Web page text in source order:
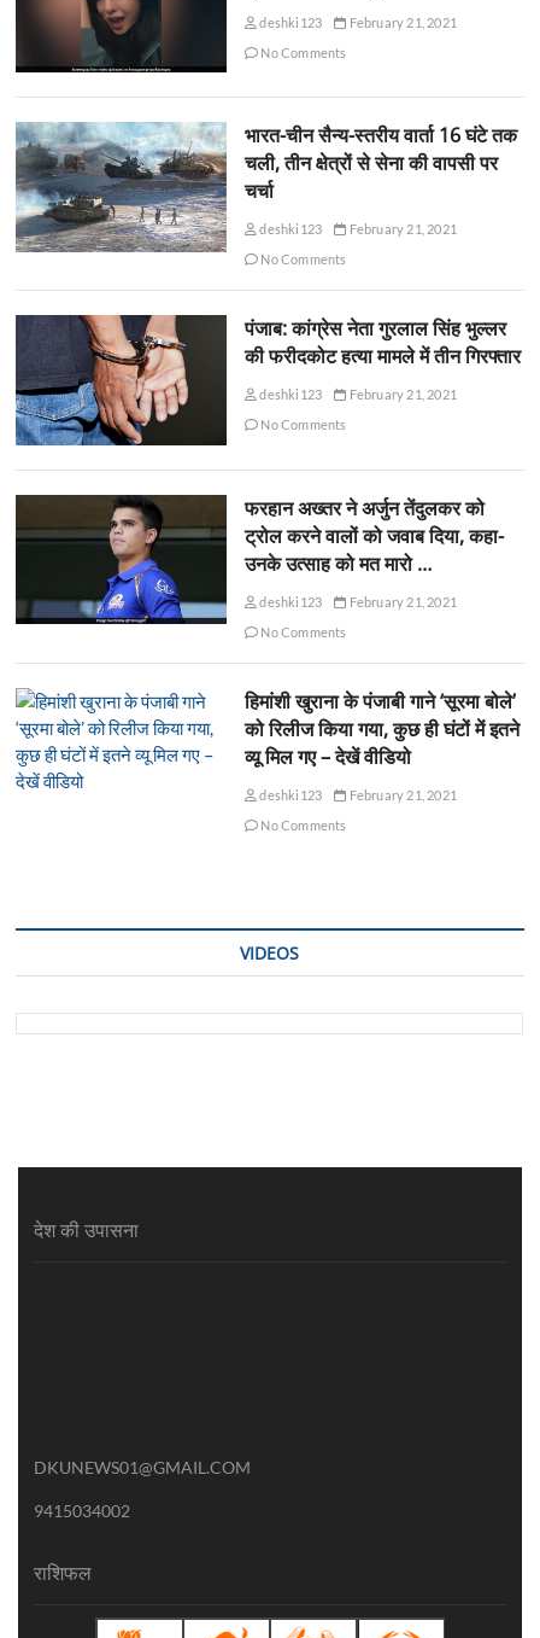
deshki123
February 21, 2021
No Comments
भारत-चीन सैन्य-स्तरीय वार्ता 16 घंटे तक
चली, तीन क्षेत्रों से सेना की वापसी पर
चर्चा
deshki123
February 21, 2021
No Comments
पंजाब: कांग्रेस नेता गुरलाल सिंह भुल्लर
की फरीदकोट हत्या मामले में तीन गिरफ्तार
deshki123
February 21, 2021
No Comments
फरहान अख्तर ने अर्जुन तेंदुलकर को
ट्रोल करने वालों को जवाब दिया, कहा-
उनके उत्साह को मत मारो …
deshki123
February 21, 2021
No Comments
हिमांशी खुराना के पंजाबी गाने ‘सूरमा बोले’
को रिलीज किया गया, कुछ ही घंटों में इतने
व्यू मिल गए – देखें वीडियो
deshki123
February 21, 2021
No Comments
VIDEOS
देश की उपासना
DKUNEWS01@GMAIL.COM
9415034002
राशिफल